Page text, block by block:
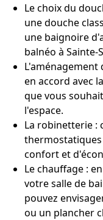
Le choix du
une douche
une baignoire
balnéo à Sainte-
en accord avec
que vous
l'espace.
La robinetterie :
confort et
Le chauffage :
votre salle de
pouvez
ou un plancher